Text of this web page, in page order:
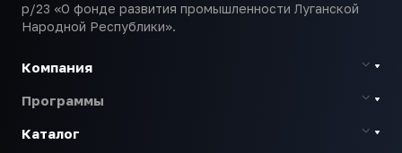
р/23 «О фонде развития промышленности Луганской
Народной Республики».
Компания
Программы
Каталог